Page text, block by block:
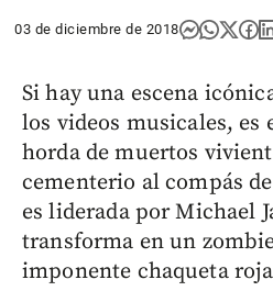
03 de diciembre de 2018
Si hay una escena
los videos musicales, es
horda de muertos
cementerio al compás
es liderada por Michael
transforma en un
imponente chaqueta